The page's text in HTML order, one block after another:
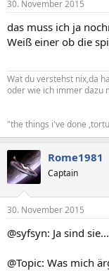
30. November 2015
das muss ich ja
Weiß einer ob die
Wat du verstehst nix,da
oder wie ich immer dazu
"the things i've done
Rome1981
Captain
30. November 2015
@syfsyn: Ja sind sie...
@Topic: Was mich